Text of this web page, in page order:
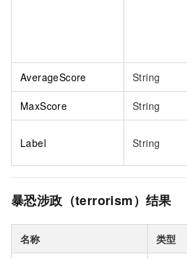
AverageScore String
MaxScore String
Label String
暴恐涉政（terrorism）结果
名称 类型